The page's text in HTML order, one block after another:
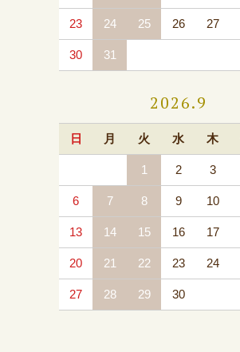
23 24 25 26 27
30 31
2026.9
日 月 火 水 木
1 2 3
6 7 8 9 10
13 14 15 16 17
20 21 22 23 24
27 28 29 30